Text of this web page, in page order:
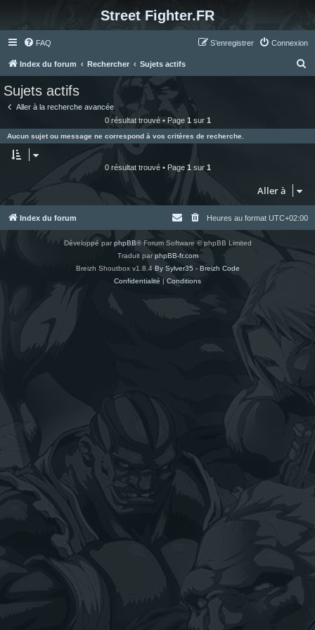
Street Fighter.FR
FAQ Connexion
S’enregistrer
Index du forum Rechercher Sujets actifs
e
r
Sujets actifs
Aller à la recherche avancée
0 résultat trouvé • Page 1 sur 1
Aucun sujet ou message ne correspond à vos critères de recherche.
0 résultat trouvé • Page 1 sur 1
Aller à
Index du forum Heures au format UTC+02:00
Développé parphpBB® Forum Software © phpBB Limited
Traduit parphpBB-fr.com
Breizh Shoutbox v1.8.4 By Sylver35 - Breizh Code
Confidentialité | Conditions